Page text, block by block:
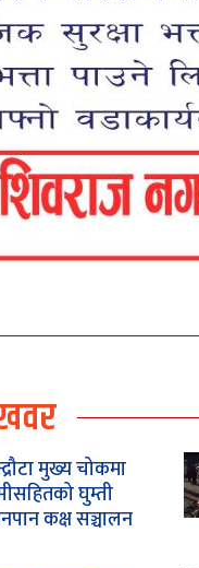
मुख्य चोकमा
घुम्ती
कक्ष सञ्चालन